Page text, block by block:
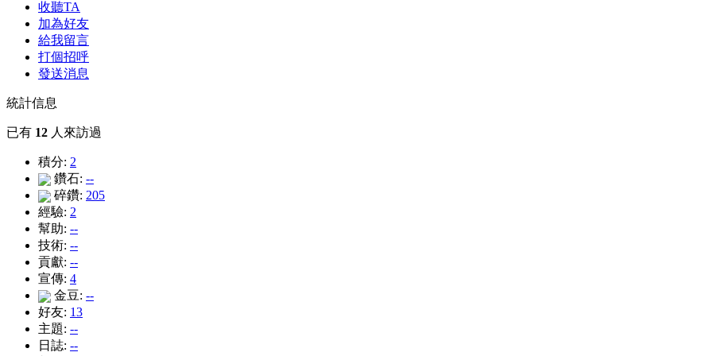
收聽TA
加為好友
給我留言
打個招呼
發送消息
統計信息
已有 12 人來訪過
積分: 2
鑽石: --
碎鑽: 205
經驗: 2
幫助: --
技術: --
貢獻: --
宣傳: 4
金豆: --
好友: 13
主題: --
日誌: --